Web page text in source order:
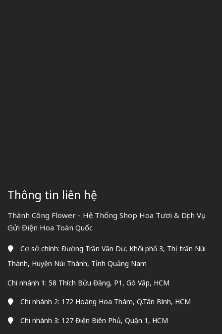
Thông tin liên hệ
Thành Công Flower - Hệ Thống Shop Hoa Tươi & Dịch Vụ
Gửi Điện Hoa Toàn Quốc
Cơ sở chính: Đường Trần Văn Dư, Khối phố 3, Thị trấn Núi
Thành, Huyện Núi Thành, Tỉnh Quảng Nam
Chi nhánh 1: 58 Thích Bửu Đăng, P1, Gò Vấp, HCM
Chi nhánh 2: 172 Hoàng Hoa Thám, Q.Tân Bình, HCM
Chi nhánh 3: 127 Điện Biên Phủ, Quận 1, HCM